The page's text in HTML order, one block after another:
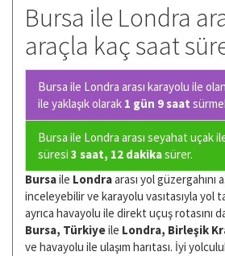
Bursa ile Londra
araçla kaç saat
Bursa ile Londra arası karayolu ile olan
ile yaklaşık olarak 1 gün 9 saat
Bursa ile Londra arası seyahat uçak
süresi 3 saat, 12 dakikasürer.
Bursaile Londraarası yol güzergahını
inceleyebilir ve karayolu vasıtasıyla yol
ayrıca havayolu ile direkt uçuş rotasını
Bursa, Türkiyeile Londra, Birleşik
ve havayolu ile ulaşım harıtası. İyi